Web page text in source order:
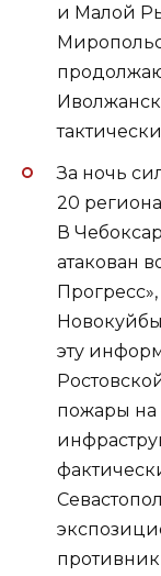
и Малой
За ночь
20
В
атакован
эту
пожары на